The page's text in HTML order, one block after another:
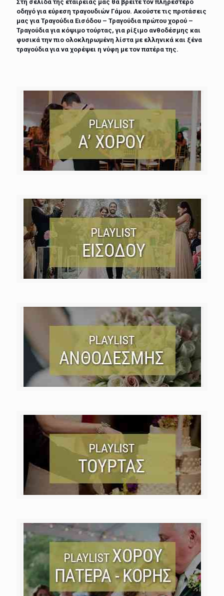
Στη σελίδα της εταιρείας μας θα βρείτε τον πληρέστερο
οδηγό για εύρεση τραγουδιών Γάμου. Ακούστε τις προτάσεις
μας για Τραγούδια Εισόδου – Τραγούδια πρώτου χορού –
Τραγούδια για κόψιμο τούρτας, για ρίξιμο ανθοδέσμης και
φυσικά την πιο ολοκληρωμένη λίστα με ελληνικά και ξένα
τραγούδια για να χορέψει η νύφη με τον πατέρα της.